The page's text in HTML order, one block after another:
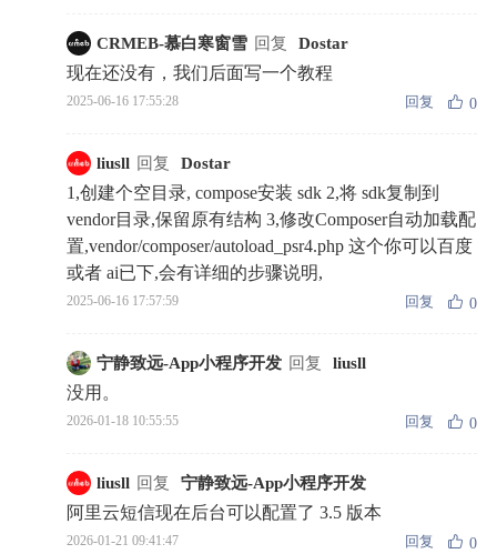
CRMEB-慕白寒窗雪 回复 Dostar
现在还没有，我们后面写一个教程
2025-06-16 17:55:28 回复 0
liusll 回复 Dostar
1,创建个空目录, compose安装 sdk 2,将 sdk复制到
vendor目录,保留原有结构 3,修改Composer自动加载配
置,vendor/composer/autoload_psr4.php 这个你可以百度
或者 ai已下,会有详细的步骤说明,
2025-06-16 17:57:59 回复 0
宁静致远-App小程序开发 回复 liusll
没用。
2026-01-18 10:55:55 回复 0
liusll 回复 宁静致远-App小程序开发
阿里云短信现在后台可以配置了 3.5 版本
2026-01-21 09:41:47 回复 0